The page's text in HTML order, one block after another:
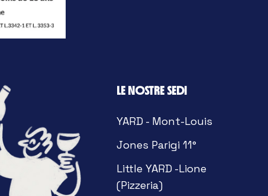
LE NOSTRE SEDI
YARD - Mont-Louis
Jones Parigi 11°
Little YARD -Lione
(Pizzeria)